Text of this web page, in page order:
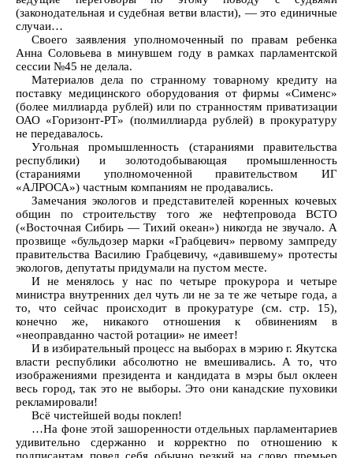
(законодательная и судебная ветви власти), — это единичные
случаи…
Своего заявления уполномоченный по правам ребенка
Анна Соловьева в минувшем году в рамках парламентской
сессии №45 не делала.
Материалов дела по странному товарному кредиту на
поставку медицинского оборудования от фирмы «Сименс»
(более миллиарда рублей) или по странностям приватизации
ОАО «Горизонт-РТ» (полмиллиарда рублей) в прокуратуру
не передавалось.
Угольная промышленность (стараниями правительства
республики) и золотодобывающая промышленность
(стараниями уполномоченной правительством ИГ
«АЛРОСА») частным компаниям не продавались.
Замечания экологов и представителей коренных кочевых
общин по строительству того же нефтепровода ВСТО
(«Восточная Сибирь — Тихий океан») никогда не звучало. А
прозвище «бульдозер марки «Грабцевич» первому зампреду
правительства Василию Грабцевичу, «давившему» протесты
экологов, депутаты придумали на пустом месте.
И не менялось у нас по четыре прокурора и четыре
министра внутренних дел чуть ли не за те же четыре года, а
то, что сейчас происходит в прокуратуре (см. стр. 15),
конечно же, никакого отношения к обвинениям в
«неоправданно частой ротации» не имеет!
И в избирательный процесс на выборах в мэрию г. Якутска
власти республики абсолютно не вмешивались. А то, что
изображениями президента и кандидата в мэры был оклеен
весь город, так это не выборы. Это они канадские пуховики
рекламировали!
Всё чистейшей воды поклеп!
…На фоне этой зашоренности отдельных парламентариев
удивительно сдержанно и корректно по отношению к